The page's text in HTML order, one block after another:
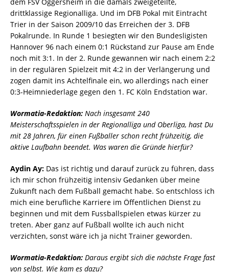
drittklassige Regionalliga. Und im DFB Pokal mit Eintracht
Trier in der Saison 2009/10 das Erreichen der 3. DFB
Pokalrunde. In Runde 1 besiegten wir den Bundesligisten
Hannover 96 nach einem 0:1 Rückstand zur Pause am Ende
noch mit 3:1. In der 2. Runde gewannen wir nach einem 2:2
in der regulären Spielzeit mit 4:2 in der Verlängerung und
zogen damit ins Achtelfinale ein, wo allerdings nach einer
0:3-Heimniederlage gegen den 1. FC Köln Endstation war.
Wormatia-Redaktion: Nach insgesamt 240
Meisterschaftsspielen in der Regionalliga und Oberliga, hast Du
mit 28 Jahren, für einen Fußballer schon recht frühzeitig, die
aktive Laufbahn beendet. Was waren die Gründe hierfür?
Aydin Ay: Das ist richtig und darauf zurück zu führen, dass
ich mir schon frühzeitig intensiv Gedanken über meine
Zukunft nach dem Fußball gemacht habe. So entschloss ich
mich eine berufliche Karriere im Öffentlichen Dienst zu
beginnen und mit dem Fussballspielen etwas kürzer zu
treten. Aber ganz auf Fußball wollte ich auch nicht
verzichten, sonst wäre ich ja nicht Trainer geworden.
Wormatia-Redaktion: Daraus ergibt sich die nächste Frage fast
von selbst. Wie kam es dazu?